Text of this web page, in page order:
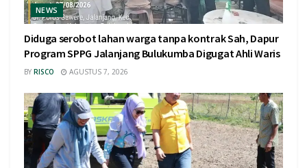
NEWS
Diduga serobot lahan warga tanpa kontrak Sah, Dapur
Program SPPG Jalanjang Bulukumba Digugat Ahli Waris
BY RISCO AGUSTUS 7, 2026